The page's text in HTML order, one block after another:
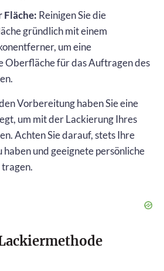
Fläche: Reinigen Sie die
gründlich mit einem
um eine
Oberfläche für das Auftragen des
Vorbereitung haben Sie eine
um mit der Lackierung Ihres
Achten Sie darauf, stets Ihre
haben und geeignete persönliche
tragen.